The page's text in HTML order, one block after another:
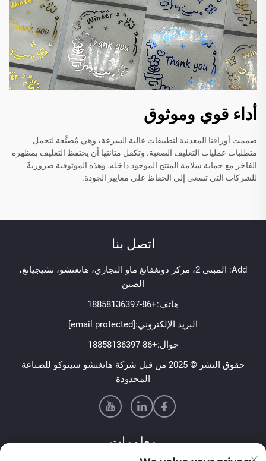
أداء قوي وموثوق
صممت أوراقنا المعدنية لتطبيقات عالية السرعة، وهي مُصنَّعة لتحمل
متطلبات عمليات التغليف الصعبة. وتكفل متانتها أن يحتفظ التغليف بمظهره
الفاخر مع حماية سلامة المنتج الموجود داخله. وهذه الموثوقية ضروريةٌ
للشركات التي تسعى إلى الحفاظ على معايير الجودة.
اتصل بنا
Add: المبنى 2، مركز دونغفانغ ماو التجاري، هانغتشو، تشيجيانغ،
الصين
هاتف:+86-18858136397
البريد الإلكتروني:[email protected]
جوال:+86-18858136397
حقوق النشر © 2025 من قبل شركة هانغتشو سينوكو للصناعة
المحدودة
معلومات